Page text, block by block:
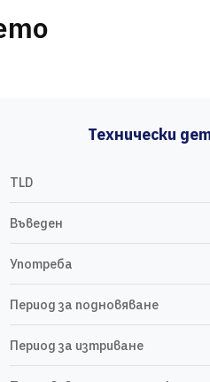
Технически
TLD
Въведен
Употреба
Период за подновяване
Период за изтриване